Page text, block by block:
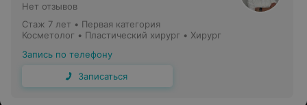
Нет отзывов
Стаж 7 лет • Первая категория
Косметолог • Пластический хирург • Хирург
Запись по телефону
Записаться